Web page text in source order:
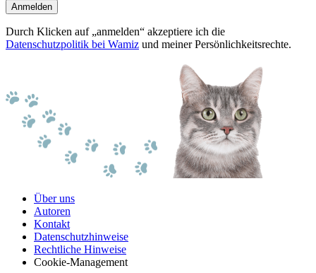
Anmelden
Durch Klicken auf „anmelden“ akzeptiere ich die
Datenschutzpolitik bei Wamiz und meiner Persönlichkeitsrechte.
Über uns
Autoren
Kontakt
Datenschutzhinweise
Rechtliche Hinweise
Cookie-Management